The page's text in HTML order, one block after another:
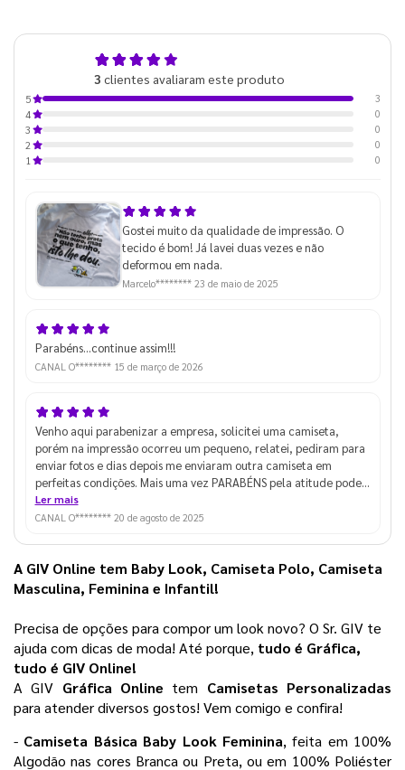
3 clientes avaliaram este produto
5
3
4
0
3
0
2
0
1
0
Gostei muito da qualidade de impressão. O
tecido é bom! Já lavei duas vezes e não
deformou em nada.
Marcelo******** 23 de maio de 2025
Parabéns...continue assim!!!
CANAL O******** 15 de março de 2026
Venho aqui parabenizar a empresa, solicitei uma camiseta,
porém na impressão ocorreu um pequeno, relatei, pediram para
enviar fotos e dias depois me enviaram outra camiseta em
perfeitas condições. Mais uma vez PARABÉNS pela atitude pode
ter certeza que não ganhou um novo cliente mais sim um
parceiro que terá o prazer de indicar para várias empresas já que
Ler mais
CANAL O******** 20 de agosto de 2025
A GIV Online tem Baby Look, Camiseta Polo, Camiseta
Masculina, Feminina e Infantil!
Precisa de opções para compor um look novo? O Sr. GIV te
ajuda com dicas de moda! Até porque, tudo é Gráfica,
tudo é GIV Online!
A GIV Gráfica Online tem Camisetas Personalizadas
para atender diversos gostos! Vem comigo e confira!
- Camiseta Básica Baby Look Feminina, feita em 100%
Algodão nas cores Branca ou Preta, ou em 100% Poliéster